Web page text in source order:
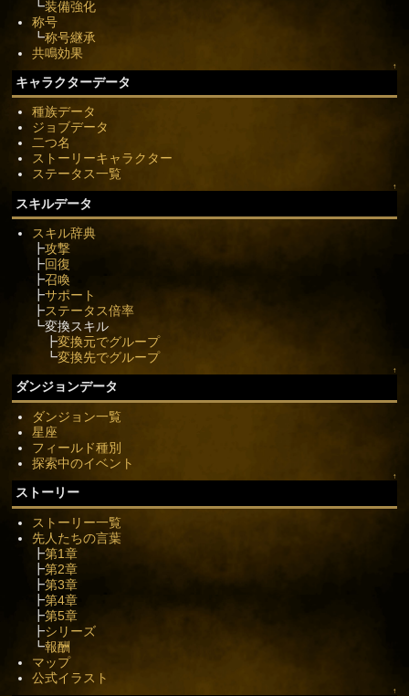
┗装備強化
称号
┗称号継承
共鳴効果
↑
キャラクターデータ
種族データ
ジョブデータ
二つ名
ストーリーキャラクター
ステータス一覧
↑
スキルデータ
スキル辞典
┣攻撃
┣回復
┣召喚
┣サポート
┣ステータス倍率
┗変換スキル
┣変換元でグループ
┗変換先でグループ
↑
ダンジョンデータ
ダンジョン一覧
星座
フィールド種別
探索中のイベント
↑
ストーリー
ストーリー一覧
先人たちの言葉
┣第1章
┣第2章
┣第3章
┣第4章
┣第5章
┣シリーズ
┗報酬
マップ
公式イラスト
↑